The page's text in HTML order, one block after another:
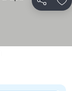
Sdílet